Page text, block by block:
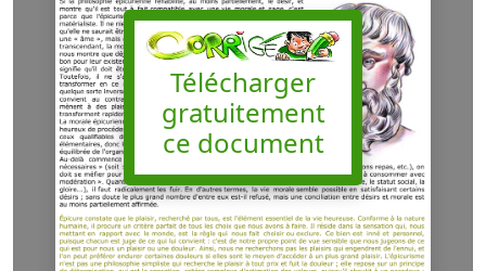
Télécharger
gratuitement
ce document